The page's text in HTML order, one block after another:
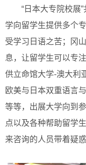
“日本大专院校展
学向留学生提供多个
受学习日语之苦；冈
息，让留学生可以专
供立命馆大学-澳大利
欧美与日本双重语言
等等，出展大学向到
点以及各种帮助留学
来咨询的人员带着疑